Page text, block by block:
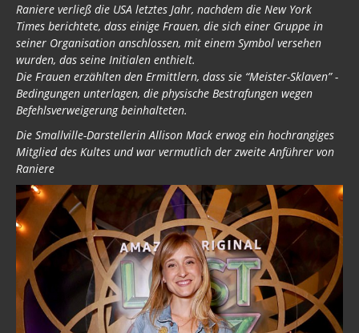
Raniere verließ die USA letztes Jahr, nachdem die New York
Times berichtete, dass einige Frauen, die sich einer Gruppe in
seiner Organisation anschlossen, mit einem Symbol versehen
wurden, das seine Initialen enthielt.
Die Frauen erzählten den Ermittlern, dass sie “Meister-Sklaven” -
Bedingungen unterlagen, die physische Bestrafungen wegen
Befehlsverweigerung beinhalteten.
Die Smallville-Darstellerin Allison Mack erwog ein hochrangiges
Mitglied des Kultes und war vermutlich der zweite Anführer von
Raniere